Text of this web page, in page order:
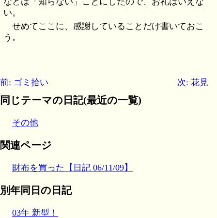
い。
せめてここに、感謝していることだけ書いておこ
う。
前: ゴミ拾い 次: 花見
同じテーマの日記(最近の一覧)
その他
関連ページ
財布を買った【日記 06/11/09】
別年同日の日記
03年 新型！